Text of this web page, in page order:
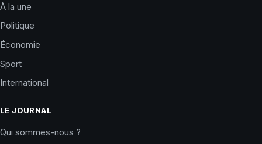
À la une
Politique
Économie
Sport
International
LE JOURNAL
Qui sommes-nous ?